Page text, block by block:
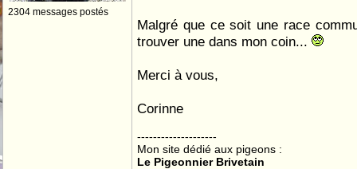
2304 messages postés
Malgré que ce soit une race
trouver une dans mon coin...
Merci à vous,
Corinne
--------------------
Mon site dédié aux pigeons :
Le Pigeonnier Brivetain